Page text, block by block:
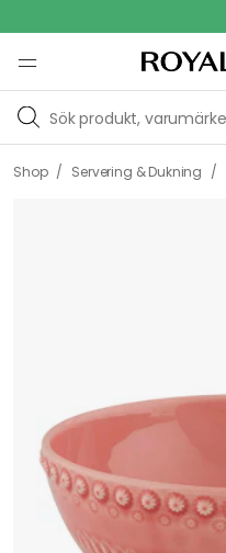
Shop / Servering & Dukning /